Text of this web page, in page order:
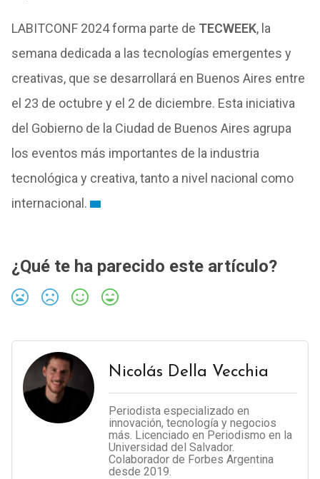
LABITCONF 2024 forma parte de TECWEEK, la
semana dedicada a las tecnologías emergentes y
creativas, que se desarrollará en Buenos Aires entre
el 23 de octubre y el 2 de diciembre. Esta iniciativa
del Gobierno de la Ciudad de Buenos Aires agrupa
los eventos más importantes de la industria
tecnológica y creativa, tanto a nivel nacional como
internacional.
¿Qué te ha parecido este artículo?
Nicolás Della Vecchia
Periodista especializado en
innovación, tecnología y negocios
más. Licenciado en Periodismo en la
Universidad del Salvador.
Colaborador de Forbes Argentina
desde 2019.